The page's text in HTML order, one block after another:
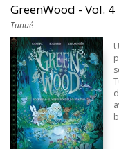
GreenWood - Vol. 4
Tunué